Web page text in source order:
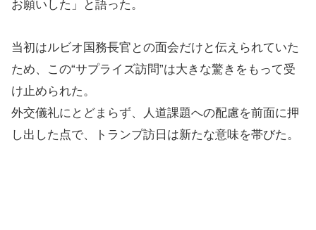
お願いした」と語った。
当初はルビオ国務長官との面会だけと伝えられていた
ため、この“サプライズ訪問”は大きな驚きをもって受
け止められた。
外交儀礼にとどまらず、人道課題への配慮を前面に押
し出した点で、トランプ訪日は新たな意味を帯びた。